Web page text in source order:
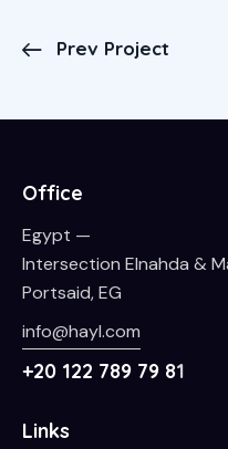
Prev Project
Office
Egypt —
Intersection Elnahda &
Portsaid, EG
info@hayl.com
+20 122 789 79 81
Links